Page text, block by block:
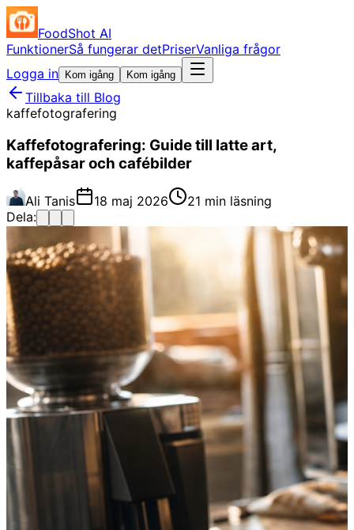
FoodShot AI
FunktionerSå fungerar detPriserVanliga frågor
Logga in
Kom igång Kom igång
Tillbaka till Blog
kaffefotografering
Kaffefotografering: Guide till latte art,
kaffepåsar och cafébilder
Ali Tanis 18 maj 2026
21 min läsning
Dela: